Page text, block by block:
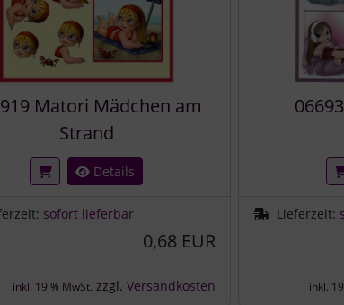
Matori Mädchen am
Strand
Details
sofort lieferbar
0,68 EUR
inkl. 19 % MwSt. zzgl. Versandkosten
Lieferzeit:
inkl.